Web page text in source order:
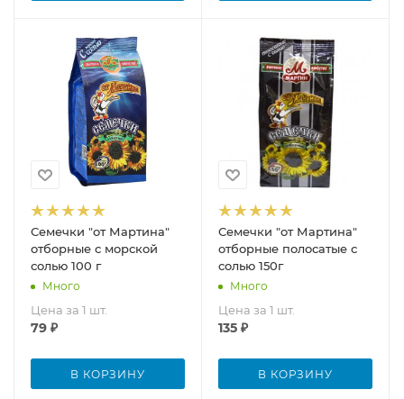
Семечки "от Мартина"
отборные с морской
солью 100 г
Много
Цена за 1 шт.
79 ₽
В КОРЗИНУ
Семечки "от Мартина"
отборные полосатые с
солью 150г
Много
Цена за 1 шт.
135 ₽
В КОРЗИНУ